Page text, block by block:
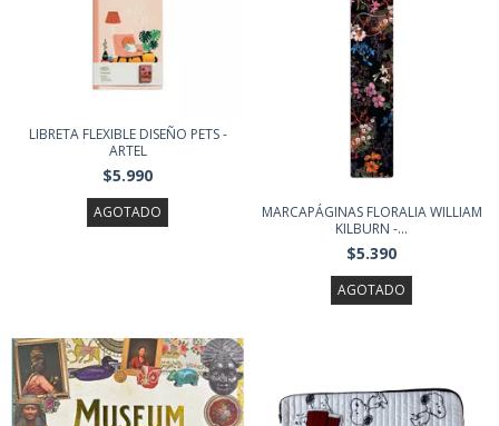
LIBRETA FLEXIBLE DISEÑO PETS -
ARTEL
$5.990
AGOTADO
MARCAPÁGINAS FLORALIA WILLIAM
KILBURN -...
$5.390
AGOTADO